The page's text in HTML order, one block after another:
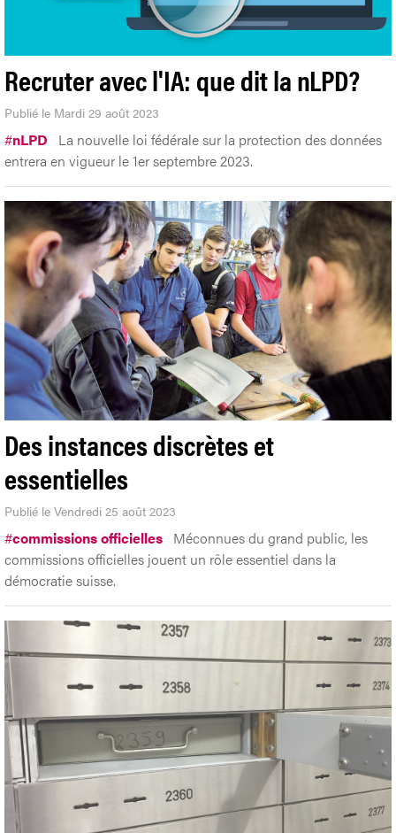
Recruter avec l'IA: que dit la nLPD?
Publié le Mardi 29 août 2023
#nLPD
La nouvelle loi fédérale sur la protection des données
entrera en vigueur le 1er septembre 2023.
Des instances discrètes et
essentielles
Publié le Vendredi 25 août 2023
#commissions officielles Méconnues du grand public, les
commissions officielles jouent un rôle essentiel dans la
démocratie suisse.